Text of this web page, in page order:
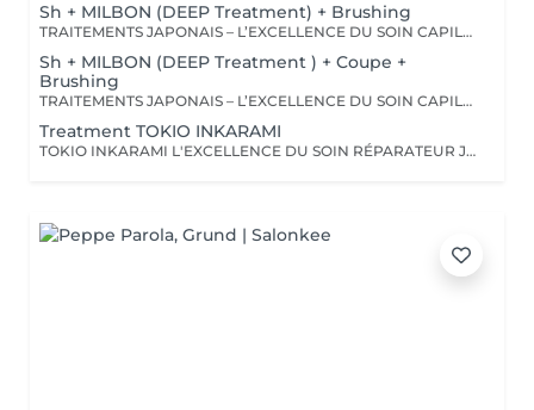
Sh + MILBON (DEEP Treatment) + Brushing
TRAITEMENTS JAPONAIS – L’EXCELLENCE DU SOIN CAPILLAIRE Découvrez un univers de soins capillaires japonais haut de gamme, reconnus pour leur technologie avancée et leurs résultats exceptionnels. Des traitements sur-mesure conçus pour répondre aux besoins spécifiques de chaque chevelure : hydratation, réparation, discipline, cuir chevelu ou nutrition . Chaque traitement agit au cœur de la fibre capillaire pour révéler des cheveux visiblement plus sains, brillants et soyeux. -Nos différentes lignes de traitements : SMOOTH (Collagène) Pour les cheveux emmêlés, ternes ou difficiles à coiffer. • Démêle instantanément • Lisse la fibre capillaire • Apporte douceur et brillance • Toucher léger et soyeux REPAIR (CMADK / Kératine) Pour les cheveux sensibilisés, cassants ou très abîmés. • Répare intensément • Renforce la structure interne du cheveu • Reconstruit la fibre en profondeur • Redonne force et élasticité ANTI-FRIZZ (Céramides / 18-MEA) Pour les cheveux indisciplinés, sensibilisés à l’humidité. • Contrôle les frisottis • Réduit le volume excessif • Protège de l’humidité • Facilite le coiffage • Apporte souplesse et brillance SCALP (Hyaluron / Agents Purifiants) Pour rééquilibrer et purifier le cuir chevelu. Idéal en cas de démangeaisons, pellicules, sécheresse ou excès de sébum. • Apaise le cuir chevelu • Purifie en douceur • Rééquilibre la barrière protectrice naturelle • Favorise un environnement sain pour la pousse Veuillez noter : les tarifs peuvent varier selon la longueur des cheveux, la quantité de produit nécessaire et la complexité de la prestation. Supplément possible à partir de +15€. Pour toute demande spécifique, merci de nous contacter.
Sh + MILBON (DEEP Treatment ) + Coupe +
Brushing
TRAITEMENTS JAPONAIS – L’EXCELLENCE DU SOIN CAPILLAIRE Découvrez un univers de soins capillaires japonais haut de gamme, reconnus pour leur technologie avancée et leurs résultats exceptionnels. Des traitements sur-mesure conçus pour répondre aux besoins spécifiques de chaque chevelure : hydratation, réparation, discipline, cuir chevelu ou nutrition . Chaque traitement agit au cœur de la fibre capillaire pour révéler des cheveux visiblement plus sains, brillants et soyeux. -Nos différentes lignes de traitements : SMOOTH (Collagène) Pour les cheveux emmêlés, ternes ou difficiles à coiffer. • Démêle instantanément • Lisse la fibre capillaire • Apporte douceur et brillance • Toucher léger et soyeux REPAIR (CMADK / Kératine) Pour les cheveux sensibilisés, cassants ou très abîmés. • Répare intensément • Renforce la structure interne du cheveu • Reconstruit la fibre en profondeur • Redonne force et élasticité ANTI-FRIZZ (Céramides / 18-MEA) Pour les cheveux indisciplinés, sensibilisés à l’humidité. • Contrôle les frisottis • Réduit le volume excessif • Protège de l’humidité • Facilite le coiffage • Apporte souplesse et brillance SCALP (Hyaluron / Agents Purifiants) Pour rééquilibrer et purifier le cuir chevelu. Idéal en cas de démangeaisons, pellicules, sécheresse ou excès de sébum. • Apaise le cuir chevelu • Purifie en douceur • Rééquilibre la barrière protectrice naturelle • Favorise un environnement sain pour la pousse Veuillez noter : les tarifs peuvent varier selon la longueur des cheveux, la quantité de produit nécessaire et la complexité de la prestation. Supplément possible à partir de +15€. Pour toute demande spécifique, merci de nous contacter.
Treatment TOKIO INKARAMI
TOKIO INKARAMI L'EXCELLENCE DU SOIN RÉPARATEUR JAPONAIS Découvrez Tokio Inkarami, un protocole de soin japonais d'exception, reconnu dans les plus grands salons pour sa capacité à restaurer la qualité des cheveux les plus sensibilisés. Grâce à sa technologie brevetée associant plusieurs types de kératines et d'actifs reconstructeurs, ce traitement agit au cur de la fibre capillaire afin de réparer, renforcer et sublimer les cheveux dès la première application. LES BÉNÉFICES Répare intensément les cheveux fragilisés et abîmés Renforce durablement la structure interne du cheveu Réduit la casse et améliore la résistance de la fibre capillaire Apporte douceur, souplesse et légèreté Discipline les cheveux sans les alourdir Révèle une brillance exceptionnelle IDÉAL POUR Les cheveux décolorés ou éclaircis Les cheveux sensibilisés par les services techniques Les cheveux secs, cassants ou fragilisés Les cheveux ternes en manque de vitalité Résultat : des cheveux visiblement plus forts, plus sains, plus brillants et profondément transformés. NFORMATIONS COMPLÉMENTAIRES Afin de garantir un résultat parfaitement adapté à vos besoins, le tarif peut varier en fonction de la longueur, de la densité des cheveux et de la quantité de produit nécessaire. Le tarif du protocole Tokio Inkarami peut aller jusqu'à 250 € selon le niveau de personnalisation requis.